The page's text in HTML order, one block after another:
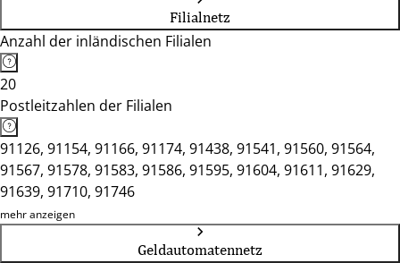
Filialnetz
Anzahl der inländischen Filialen
20
Postleitzahlen der Filialen
91126, 91154, 91166, 91174, 91438, 91541, 91560, 91564,
91567, 91578, 91583, 91586, 91595, 91604, 91611, 91629,
91639, 91710, 91746
mehr anzeigen
Geldautomatennetz